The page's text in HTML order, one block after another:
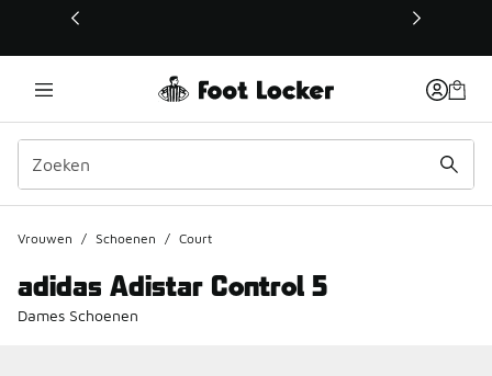
Deze link wordt geopend in een nieuw venster
Vrouwen / Schoenen / Court
adidas Adistar Control 5
Dames Schoenen